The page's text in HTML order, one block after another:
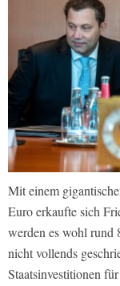
Mit einem
Euro erkaufte sich
werden es wohl rund
nicht vollends
Staatsinvestitionen